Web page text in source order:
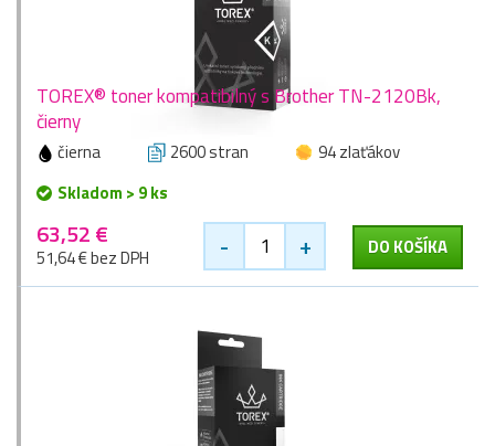
TOREX® toner kompatibilný s Brother TN-2120Bk,
čierny
čierna 2600 stran
94 zlaťákov
Skladom > 9 ks
63,52 €
51,64 € bez DPH - + DO KOŠÍKA